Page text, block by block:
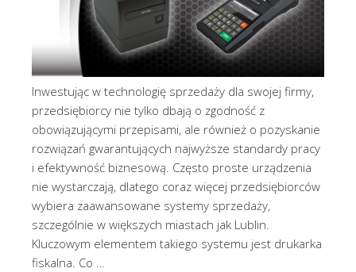
Inwestując w technologię sprzedaży dla swojej firmy,
przedsiębiorcy nie tylko dbają o zgodność z
obowiązującymi przepisami, ale również o pozyskanie
rozwiązań gwarantujących najwyższe standardy pracy
i efektywność biznesową. Często proste urządzenia
nie wystarczają, dlatego coraz więcej przedsiębiorców
wybiera zaawansowane systemy sprzedaży,
szczególnie w większych miastach jak Lublin.
Kluczowym elementem takiego systemu jest drukarka
fiskalna. Co …